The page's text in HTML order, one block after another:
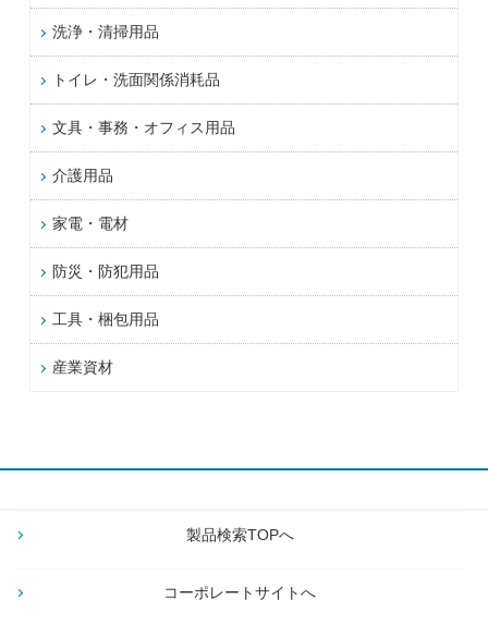
洗浄・清掃用品
トイレ・洗面関係消耗品
文具・事務・オフィス用品
介護用品
家電・電材
防災・防犯用品
工具・梱包用品
産業資材
製品検索TOPへ
コーポレートサイトへ